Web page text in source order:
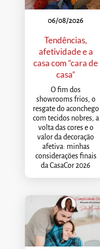
06/08/2026
Tendências,
afetividade e a
casa com “cara de
casa”
O fim dos
showrooms frios, o
resgate do aconchego
com tecidos nobres, a
volta das cores e o
valor da decoração
afetiva: minhas
considerações finais
da CasaCor 2026